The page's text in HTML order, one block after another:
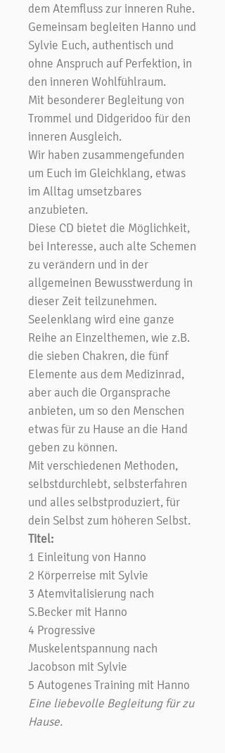
dem Atemfluss zur inneren Ruhe.
Gemeinsam begleiten Hanno und
Sylvie Euch, authentisch und
ohne Anspruch auf Perfektion, in
den inneren Wohlfühlraum.
Mit besonderer Begleitung von
Trommel und Didgeridoo für den
inneren Ausgleich.
Wir haben zusammengefunden
um Euch im Gleichklang, etwas
im Alltag umsetzbares
anzubieten.
Diese CD bietet die Möglichkeit,
bei Interesse, auch alte Schemen
zu verändern und in der
allgemeinen Bewusstwerdung in
dieser Zeit teilzunehmen.
Seelenklang wird eine ganze
Reihe an Einzelthemen, wie z.B.
die sieben Chakren, die fünf
Elemente aus dem Medizinrad,
aber auch die Organsprache
anbieten, um so den Menschen
etwas für zu Hause an die Hand
geben zu können.
Mit verschiedenen Methoden,
selbstdurchlebt, selbsterfahren
und alles selbstproduziert, für
dein Selbst zum höheren Selbst.
Titel:
1 Einleitung von Hanno
2 Körperreise mit Sylvie
3 Atemvitalisierung nach
S.Becker mit Hanno
4 Progressive
Muskelentspannung nach
Jacobson mit Sylvie
5 Autogenes Training mit Hanno
Eine liebevolle Begleitung für zu
Hause.